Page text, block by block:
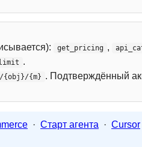
get_pricing ,
.
{obj}/{m} . Подтверждённый
· Старт агента · Cursor